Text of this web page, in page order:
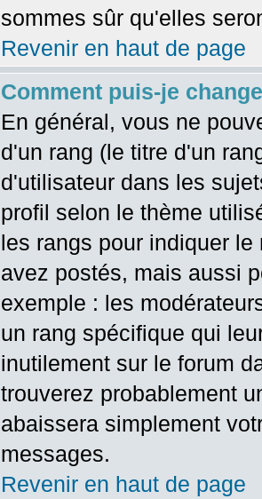
sommes sûr qu'elles
Revenir en haut de page
Comment puis-je
En général, vous ne
d'un rang (le titre d'un
d'utilisateur dans les
profil selon le thème
les rangs pour indiquer
avez postés, mais aussi
exemple : les
un rang spécifique qui
inutilement sur le forum
trouverez probablement
abaissera simplement
messages.
Revenir en haut de page